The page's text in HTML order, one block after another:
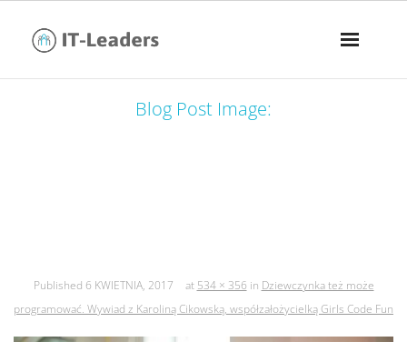
Blog Post Image:
Published 6 KWIETNIA, 2017 at 534 × 356 in Dziewczynka też może
programować. Wywiad z Karoliną Cikowską, współzałożycielką Girls Code Fun